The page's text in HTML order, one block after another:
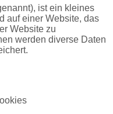
ist ein kleines
auf einer Website, das
Website zu
werden diverse Daten